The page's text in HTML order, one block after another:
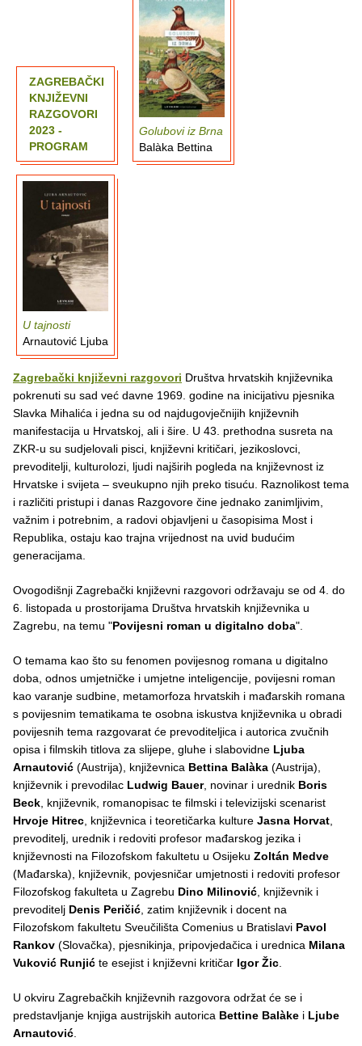
ZAGREBAČKI
KNJIŽEVNI
RAZGOVORI
2023 -
PROGRAM
Golubovi iz Brna
Balàka Bettina
U tajnosti
Arnautović Ljuba
Zagrebački književni razgovori Društva hrvatskih književnika
pokrenuti su sad već davne 1969. godine na inicijativu pjesnika
Slavka Mihalića i jedna su od najdugovječnijih književnih
manifestacija u Hrvatskoj, ali i šire. U 43. prethodna susreta na
ZKR-u su sudjelovali pisci, književni kritičari, jezikoslovci,
prevoditelji, kulturolozi, ljudi najširih pogleda na književnost iz
Hrvatske i svijeta – sveukupno njih preko tisuću. Raznolikost tema
i različiti pristupi i danas Razgovore čine jednako zanimljivim,
važnim i potrebnim, a radovi objavljeni u časopisima Most i
Republika, ostaju kao trajna vrijednost na uvid budućim
generacijama.
Ovogodišnji Zagrebački književni razgovori održavaju se od 4. do
6. listopada u prostorijama Društva hrvatskih književnika u
Zagrebu, na temu "Povijesni roman u digitalno doba".
O temama kao što su fenomen povijesnog romana u digitalno
doba, odnos umjetničke i umjetne inteligencije, povijesni roman
kao varanje sudbine, metamorfoza hrvatskih i mađarskih romana
s povijesnim tematikama te osobna iskustva književnika u obradi
povijesnih tema razgovarat će prevoditeljica i autorica zvučnih
opisa i filmskih titlova za slijepe, gluhe i slabovidne Ljuba
Arnautović (Austrija), književnica Bettina Balàka (Austrija),
književnik i prevodilac Ludwig Bauer, novinar i urednik Boris
Beck , književnik, romanopisac te filmski i televizijski scenarist
Hrvoje Hitrec , književnica i teoretičarka kulture Jasna Horvat
prevoditelj, urednik i redoviti profesor mađarskog jezika i
književnosti na Filozofskom fakultetu u Osijeku Zoltán Medve
(Mađarska), književnik, povjesničar umjetnosti i redoviti profesor
Filozofskog fakulteta u Zagrebu Dino Milinović , književnik i
prevoditelj Denis Peričić , zatim književnik i docent na
Filozofskom fakultetu Sveučilišta Comenius u Bratislavi Pavol
Rankov (Slovačka), pjesnikinja, pripovjedačica i urednica Milana
Vuković Runjić te esejist i književni kritičar Igor Žic
U okviru Zagrebačkih književnih razgovora održat će se i
predstavljanje knjiga austrijskih autorica Bettine Balàke i Ljube
Arnautović